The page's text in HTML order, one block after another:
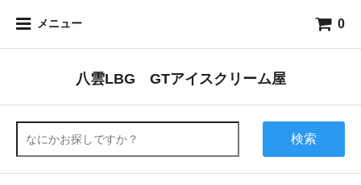
メニュー 0
八雲LBG GTアイスクリーム屋
検索